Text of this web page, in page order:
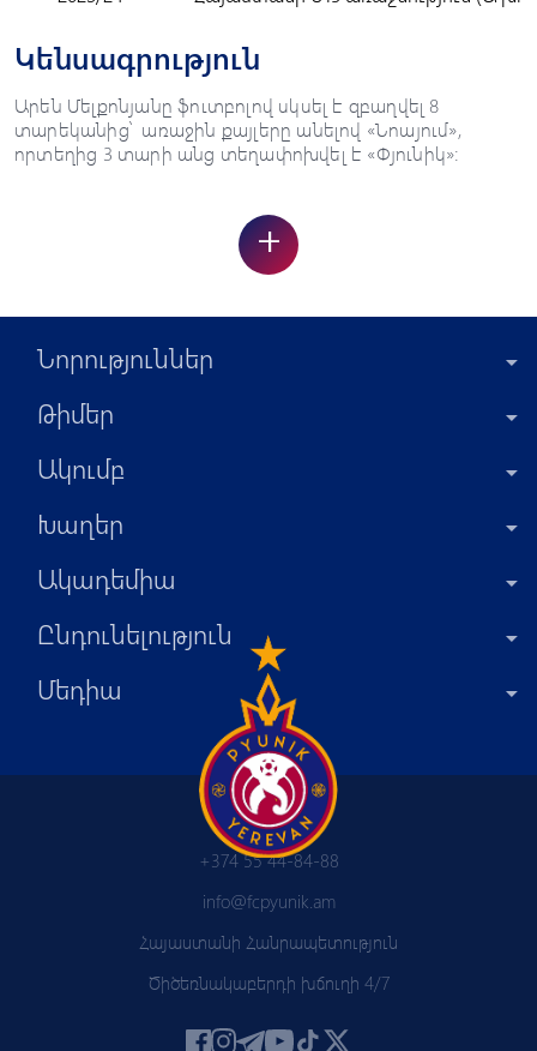
Կենսագրություն
Արեն Մելքոնյանը ֆուտբոլով սկսել է զբաղվել 8
տարեկանից՝ առաջին քայլերը անելով «Նոայում»,
որտեղից 3 տարի անց տեղափոխվել է «Փյունիկ»:
+
Նորություններ
Թիմեր
Ակումբ
Խաղեր
Ակադեմիա
Ընդունելություն
Մեդիա
+374 55 44-84-88
info@fcpyunik.am
Հայաստանի Հանրապետություն
Ծիծեռնակաբերդի խճուղի 4/7